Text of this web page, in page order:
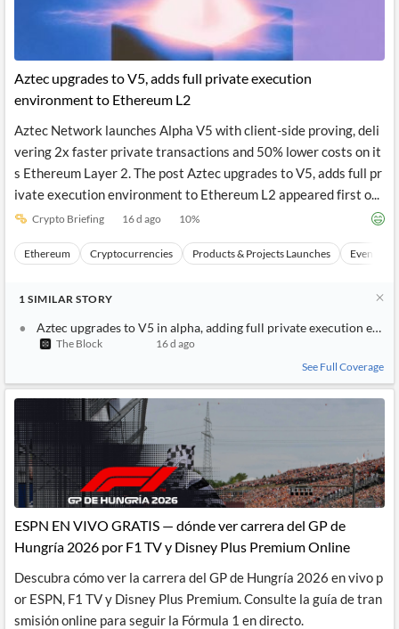
Aztec upgrades to V5, adds full private execution
environment to Ethereum L2
Aztec Network launches Alpha V5 with client-side proving, deli
vering 2x faster private transactions and 50% lower costs on it
s Ethereum Layer 2. The post Aztec upgrades to V5, adds full pr
ivate execution environment to Ethereum L2 appeared first o...
Crypto Briefing 16 d ago 10%
Ethereum Cryptocurrencies Products & Projects Launches Events
1 SIMILAR STORY
Aztec upgrades to V5 in alpha, adding full private execution
The Block
16 d ago
See Full Coverage
ESPN EN VIVO GRATIS — dónde ver carrera del GP de
Hungría 2026 por F1 TV y Disney Plus Premium Online
Descubra cómo ver la carrera del GP de Hungría 2026 en vivo p
or ESPN, F1 TV y Disney Plus Premium. Consulte la guía de tran
smisión online para seguir la Fórmula 1 en directo.